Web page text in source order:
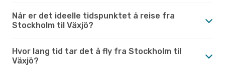
Når er det ideelle tidspunktet å reise fra
Stockholm til Växjö?
Hvor lang tid tar det å fly fra Stockholm til
Växjö?